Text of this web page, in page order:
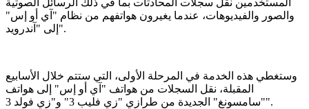
المستخدمين نقل سجلات المحادثات بما في ذلك الرسائل الصوتية
والصور والفيديوهات، عندما يغيرون هواتفهم من نظام "آي أو إس"
إلى "آندرويد".
وستغطي هذه الخدمة في المرحلة الأولى، التي ستتم خلال الأسابيع
المقبلة، نقل السجلات من هواتف "آي أو إس" إلى هواتف
"سامسونغ" الجديدة من طرازي "زي فليب 3" و"زي فولد 3".